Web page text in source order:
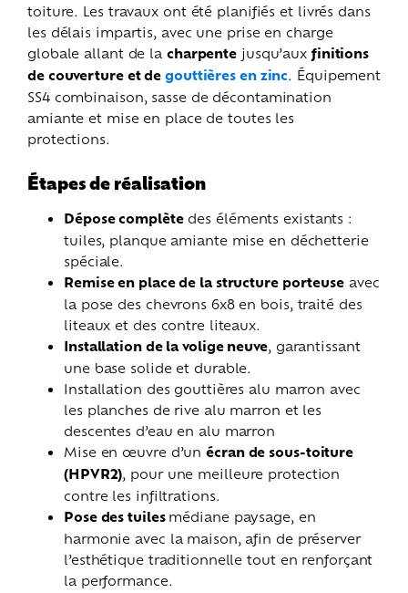
toiture. Les travaux ont été planifiés et livrés dans
les délais impartis, avec une prise en charge
globale allant de la charpente jusqu’aux finitions
de couverture et de gouttières en zinc. Équipement
SS4 combinaison, sasse de décontamination
amiante et mise en place de toutes les
protections.
Étapes de réalisation
Dépose complètedes éléments existants :
tuiles, planque amiante mise en déchetterie
spéciale.
Remise en place de la structure porteuse avec
la pose des chevrons 6x8 en bois, traité des
liteaux et des contre liteaux.
Installation de la volige neuve, garantissant
une base solide et durable.
Installation des gouttières alu marron avec
les planches de rive alu marron et les
descentes d’eau en alu marron
Mise en œuvre d’unécran de sous-toiture
(HPVR2), pour une meilleure protection
contre les infiltrations.
Pose des tuiles médiane paysage, en
harmonie avec la maison, afin de préserver
l’esthétique traditionnelle tout en renforçant
la performance.